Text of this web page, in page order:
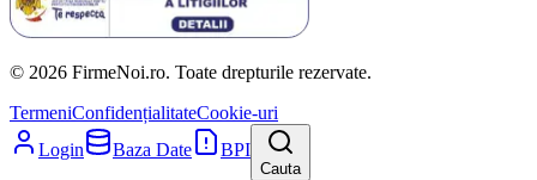
© 2026 FirmeNoi.ro. Toate drepturile rezervate.
TermeniConfidențialitateCookie-uri
Login
Baza Date BPI
Cauta